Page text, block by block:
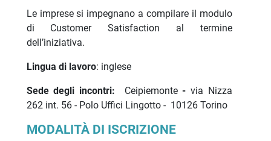
Le imprese si impegnano a compilare il modulo
di Customer Satisfaction al termine
dell’iniziativa.
Lingua di lavoro: inglese
Sede degli incontri: Ceipiemonte-via Nizza
262 int. 56 - Polo Uffici Lingotto - 10126 Torino
MODALITÀ DI ISCRIZIONE